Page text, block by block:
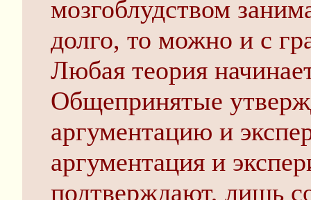
мозгоблудством
долго, то можно и с
Любая теория
Общепринятые
аргументацию и
аргументация и
подтверждают, лишь